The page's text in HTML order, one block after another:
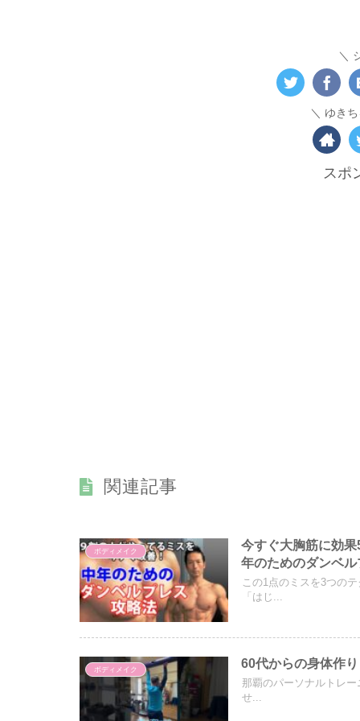
ゆき
スポ
関連記事
ボディメイク
今すぐ大胸筋に効
年のためのダンベ
この1点のミスを3つの
「はじ...
ボディメイク 60代からの身体作
那覇のパーソナルトレ
せ...